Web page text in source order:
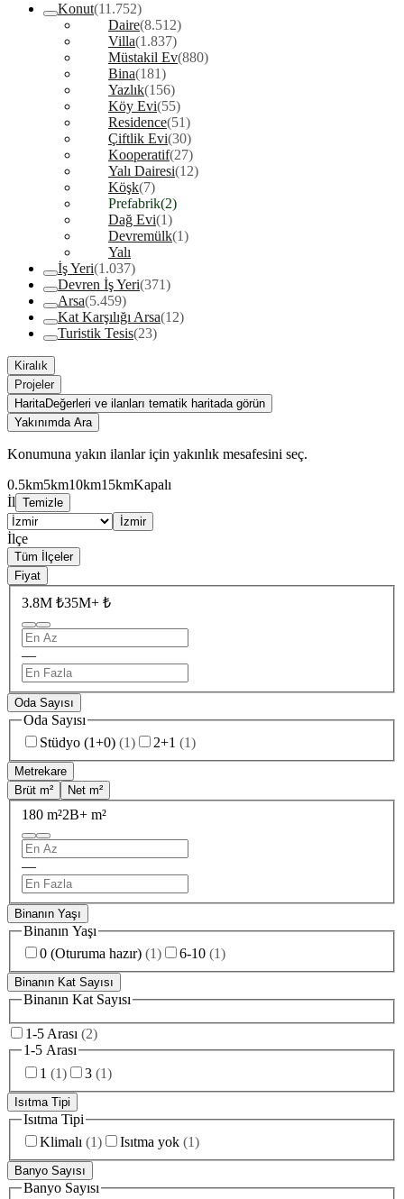
Konut(11.752)
Daire(8.512)
Villa(1.837)
Müstakil Ev(880)
Bina(181)
Yazlık(156)
Köy Evi(55)
Residence(51)
Çiftlik Evi(30)
Kooperatif(27)
Yalı Dairesi(12)
Köşk(7)
Prefabrik(2)
Dağ Evi(1)
Devremülk(1)
Yalı
İş Yeri(1.037)
Devren İş Yeri(371)
Arsa(5.459)
Kat Karşılığı Arsa(12)
Turistik Tesis(23)
Kiralık
Projeler
HaritaDeğerleri ve ilanları tematik haritada görün
Yakınımda Ara
Konumuna yakın ilanlar için yakınlık mesafesini seç.
0.5km5km10km15kmKapalı
İl Temizle
İzmir
İlçe
Tüm İlçeler
Fiyat
3.8M ₺35M+ ₺
—
Oda Sayısı
Oda Sayısı
Stüdyo (1+0) (1) 2+1 (1)
Metrekare
Brüt m²
Net m²
180 m²2B+ m²
—
Binanın Yaşı
Binanın Yaşı
0 (Oturuma hazır) (1) 6-10 (1)
Binanın Kat Sayısı
Binanın Kat Sayısı
1-5 Arası (2)
1-5 Arası
1 (1) 3 (1)
Isıtma Tipi
Isıtma Tipi
Klimalı (1) Isıtma yok (1)
Banyo Sayısı
Banyo Sayısı